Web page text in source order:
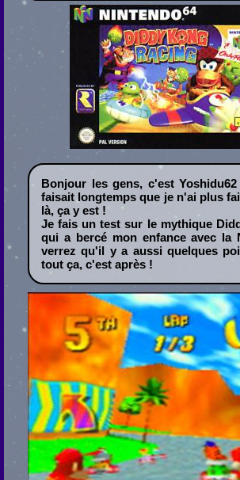
Bonjour les gens, c'est
faisait longtemps que je n'ai plus
là, ça y est !
Je fais un test sur le mythique
qui a bercé mon enfance avec la
verrez qu'il y a aussi quelques
tout ça, c'est après !